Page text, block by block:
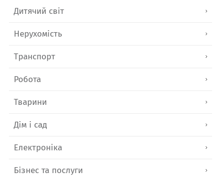
Дитячий світ
Нерухомість
Транспорт
Робота
Тварини
Дім і сад
Електроніка
Бізнес та послуги